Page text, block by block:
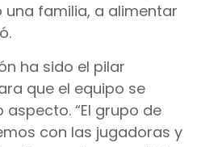
familia, a alimentar
ha sido el pilar
que el equipo se
“El grupo de
con las jugadoras y